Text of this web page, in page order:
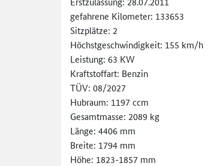
gefahrene Kilometer: 133653
Sitzplätze: 2
Höchstgeschwindigkeit: 155 km/h
Leistung: 63 KW
Kraftstoffart: Benzin
TÜV: 08/2027
Hubraum: 1197 ccm
Gesamtmasse: 2089 kg
Länge: 4406 mm
Breite: 1794 mm
Höhe: 1823-1857 mm